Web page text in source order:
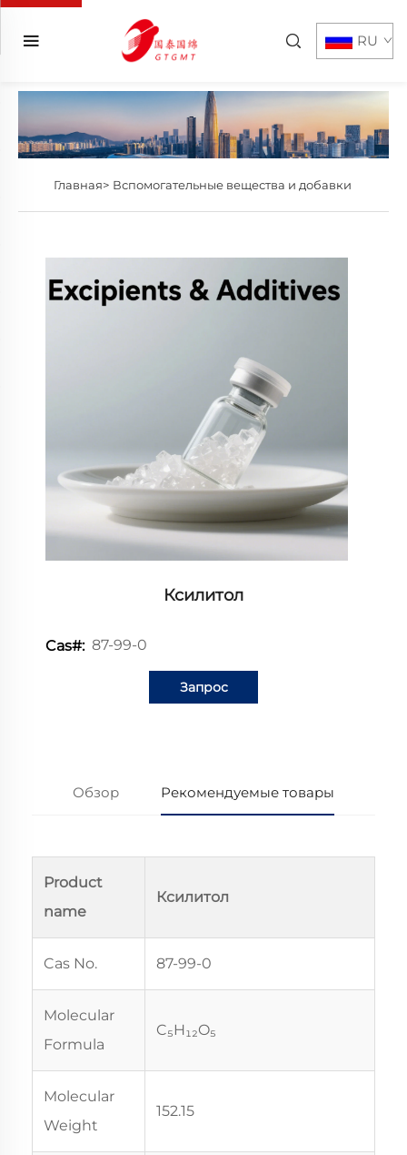
RU
Главная> Вспомогательные вещества и добавки
Ксилитол
Cas#: 87-99-0
Запрос
Обзор Рекомендуемые товары
Product
name
Ксилитол
Cas No. 87-99-0
Molecular
Formula
C₅H₁₂O₅
Molecular
Weight
152.15